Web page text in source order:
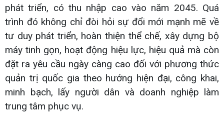
phát triển, có thu nhập cao vào năm 2045. Quá
trình đó không chỉ đòi hỏi sự đổi mới mạnh mẽ về
tư duy phát triển, hoàn thiện thể chế, xây dựng bộ
máy tinh gọn, hoạt động hiệu lực, hiệu quả mà còn
đặt ra yêu cầu ngày càng cao đối với phương thức
quản trị quốc gia theo hướng hiện đại, công khai,
minh bạch, lấy người dân và doanh nghiệp làm
trung tâm phục vụ.